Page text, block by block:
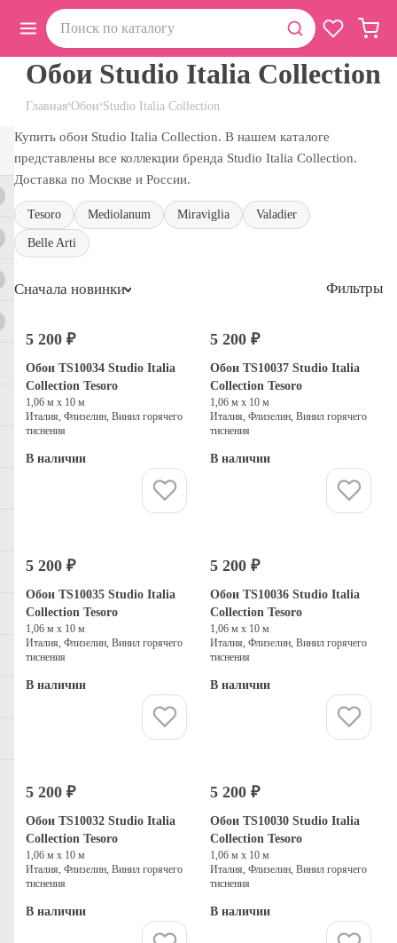
Главная›Обои›Studio Italia Collection
Обои Studio Italia Collection
Купить обои Studio Italia Collection. В нашем каталоге
представлены все коллекции бренда Studio Italia Collection.
Доставка по Москве и России.
Tesoro Mediolanum Miraviglia Valadier
Belle Arti
Сначала новинки Фильтры
5 200 ₽
Обои TS10034 Studio Italia
Collection Tesoro
1,06 м х 10 м
Италия, Флизелин, Винил горячего
тиснения
В наличии
5 200 ₽
Обои TS10037 Studio Italia
Collection Tesoro
1,06 м х 10 м
Италия, Флизелин, Винил горячего
тиснения
В наличии
5 200 ₽
Обои TS10035 Studio Italia
Collection Tesoro
1,06 м х 10 м
Италия, Флизелин, Винил горячего
тиснения
В наличии
5 200 ₽
Обои TS10036 Studio Italia
Collection Tesoro
1,06 м х 10 м
Италия, Флизелин, Винил горячего
тиснения
В наличии
5 200 ₽
Обои TS10032 Studio Italia
Collection Tesoro
1,06 м х 10 м
Италия, Флизелин, Винил горячего
тиснения
В наличии
5 200 ₽
Обои TS10030 Studio Italia
Collection Tesoro
1,06 м х 10 м
Италия, Флизелин, Винил горячего
тиснения
В наличии